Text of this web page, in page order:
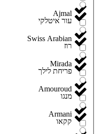
Ajmal
Swiss Arabian
Mirada
Amouroud
Armani
עור איטלקי
רוז
פריחת לילך
מנגו
קקאו